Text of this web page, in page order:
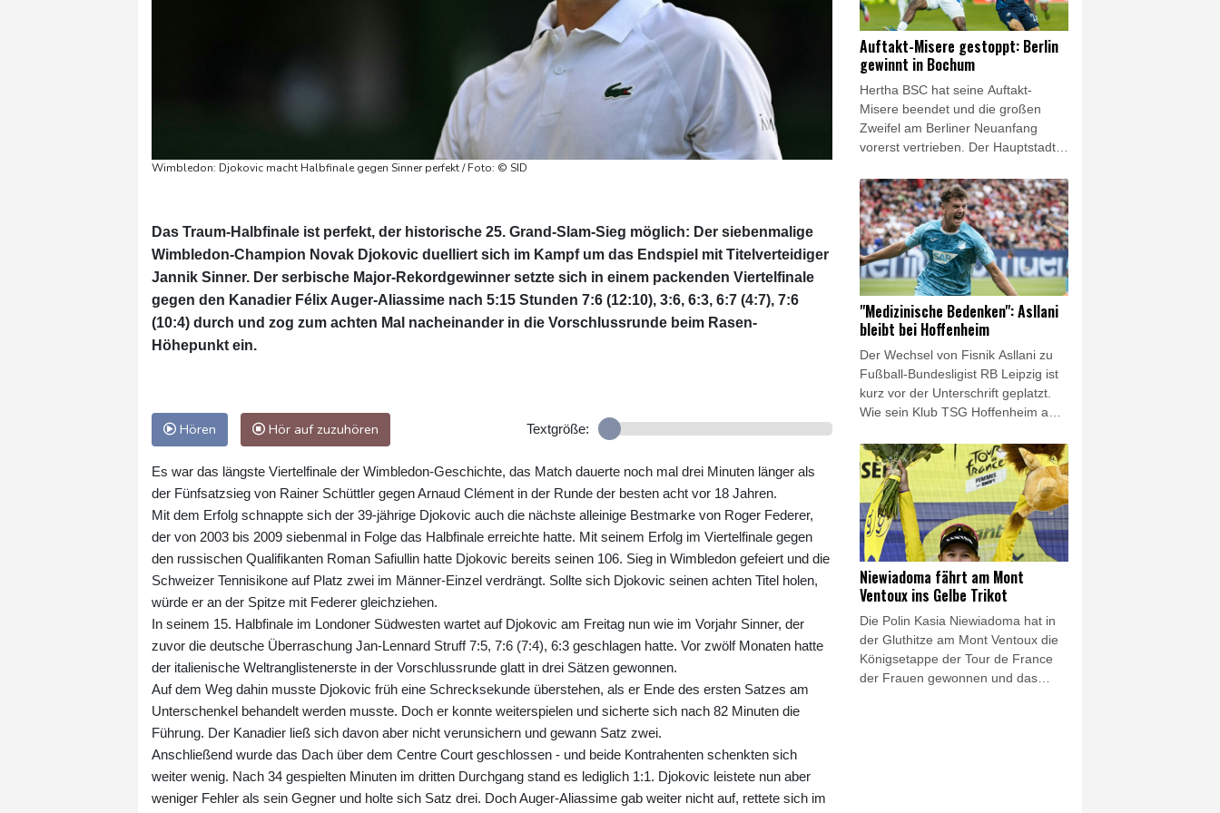
Wimbledon: Djokovic macht Halbfinale gegen Sinner perfekt / Foto: © SID
Das Traum-Halbfinale ist perfekt, der historische 25. Grand-Slam-Sieg möglich: Der siebenmalige
Wimbledon-Champion Novak Djokovic duelliert sich im Kampf um das Endspiel mit Titelverteidiger
Jannik Sinner. Der serbische Major-Rekordgewinner setzte sich in einem packenden Viertelfinale
gegen den Kanadier Félix Auger-Aliassime nach 5:15 Stunden 7:6 (12:10), 3:6, 6:3, 6:7 (4:7), 7:6
(10:4) durch und zog zum achten Mal nacheinander in die Vorschlussrunde beim Rasen-
Höhepunkt ein.
Hören Hör auf zuzuhören Textgröße:
Es war das längste Viertelfinale der Wimbledon-Geschichte, das Match dauerte noch mal drei Minuten länger als
der Fünfsatzsieg von Rainer Schüttler gegen Arnaud Clément in der Runde der besten acht vor 18 Jahren.
Mit dem Erfolg schnappte sich der 39-jährige Djokovic auch die nächste alleinige Bestmarke von Roger Federer,
der von 2003 bis 2009 siebenmal in Folge das Halbfinale erreichte hatte. Mit seinem Erfolg im Viertelfinale gegen
den russischen Qualifikanten Roman Safiullin hatte Djokovic bereits seinen 106. Sieg in Wimbledon gefeiert und die
Schweizer Tennisikone auf Platz zwei im Männer-Einzel verdrängt. Sollte sich Djokovic seinen achten Titel holen,
würde er an der Spitze mit Federer gleichziehen.
In seinem 15. Halbfinale im Londoner Südwesten wartet auf Djokovic am Freitag nun wie im Vorjahr Sinner, der
zuvor die deutsche Überraschung Jan-Lennard Struff 7:5, 7:6 (7:4), 6:3 geschlagen hatte. Vor zwölf Monaten hatte
der italienische Weltranglistenerste in der Vorschlussrunde glatt in drei Sätzen gewonnen.
Auf dem Weg dahin musste Djokovic früh eine Schrecksekunde überstehen, als er Ende des ersten Satzes am
Unterschenkel behandelt werden musste. Doch er konnte weiterspielen und sicherte sich nach 82 Minuten die
Führung. Der Kanadier ließ sich davon aber nicht verunsichern und gewann Satz zwei.
Anschließend wurde das Dach über dem Centre Court geschlossen - und beide Kontrahenten schenkten sich
weiter wenig. Nach 34 gespielten Minuten im dritten Durchgang stand es lediglich 1:1. Djokovic leistete nun aber
weniger Fehler als sein Gegner und holte sich Satz drei. Doch Auger-Aliassime gab weiter nicht auf, rettete sich im
Dominguez betonte die Verdienste
Infantinos und warb zugleich für
einen konstruktiven Umgang
innerhalb des internationalen
Fußballs.
Auftakt-Misere gestoppt: Berlin
gewinnt in Bochum
Hertha BSC hat seine Auftakt-
Misere beendet und die großen
Zweifel am Berliner Neuanfang
vorerst vertrieben. Der Hauptstadt-
Eröffnungsspiel der 2. Fußball-
Bundesliga mit 1:0 (1:0) beim VfL
Bochum. Das Team von Stefan Leitl
trotzte damit dem großen
personellen Aderlass und gewann
erstmals seit sechs Jahren wieder
am ersten Spieltag.
"Medizinische Bedenken": Asllani
bleibt bei Hoffenheim
Der Wechsel von Fisnik Asllani zu
Fußball-Bundesligist RB Leipzig ist
kurz vor der Unterschrift geplatzt.
Wie sein Klub TSG Hoffenheim am
Transfer aufgrund "medizinischer
Bedenken, die Leipzig angemeldet
hatte", nicht zustande.
Niewiadoma fährt am Mont
Ventoux ins Gelbe Trikot
Die Polin Kasia Niewiadoma hat in
der Gluthitze am Mont Ventoux die
Königsetappe der Tour de France
der Frauen gewonnen und das